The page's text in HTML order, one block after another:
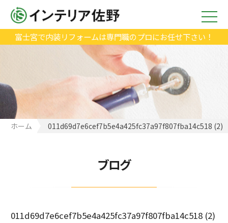
富士宮で内装リフォームは専門職のプロにお任せ下さい！
ホーム 011d69d7e6cef7b5e4a425fc37a97f807fba14c518 (2)
ブログ
011d69d7e6cef7b5e4a425fc37a97f807fba14c518 (2)